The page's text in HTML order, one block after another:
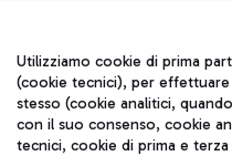
Seguici sui social
Utilizziamo cookie di prima
(cookie tecnici), per
stesso (cookie analitici,
con il suo consenso, cookie
tecnici, cookie di prima e